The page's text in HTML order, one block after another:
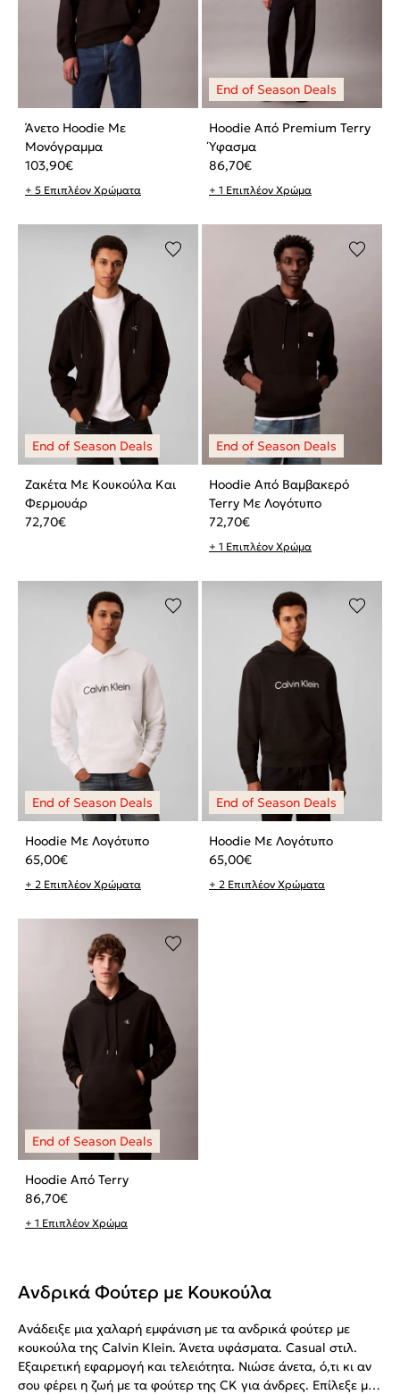
Άνετο Hoodie Με
Μονόγραμμα
103,90€
+ 5 Επιπλέον Χρώματα
Hoodie Από Premium Terry
Ύφασμα
86,70€
+ 1 Επιπλέον Χρώμα
Ζακέτα Με Κουκούλα Και
Φερμουάρ
72,70€
Hoodie Από Βαμβακερό
Terry Με Λογότυπο
72,70€
+ 1 Επιπλέον Χρώμα
Hoodie Με Λογότυπο
65,00€
+ 2 Επιπλέον Χρώματα
Hoodie Με Λογότυπο
65,00€
+ 2 Επιπλέον Χρώματα
Hoodie Από Terry
86,70€
+ 1 Επιπλέον Χρώμα
Ανδρικά Φούτερ με Κουκούλα
Ανάδειξε μια χαλαρή εμφάνιση με τα ανδρικά φούτερ με
κουκούλα της Calvin Klein. Άνετα υφάσματα. Casual στιλ.
Εξαιρετική εφαρμογή και τελειότητα. Νιώσε άνετα, ό,τι κι αν
σου φέρει η ζωή με τα φούτερ της CK για άνδρες. Επίλεξε μια